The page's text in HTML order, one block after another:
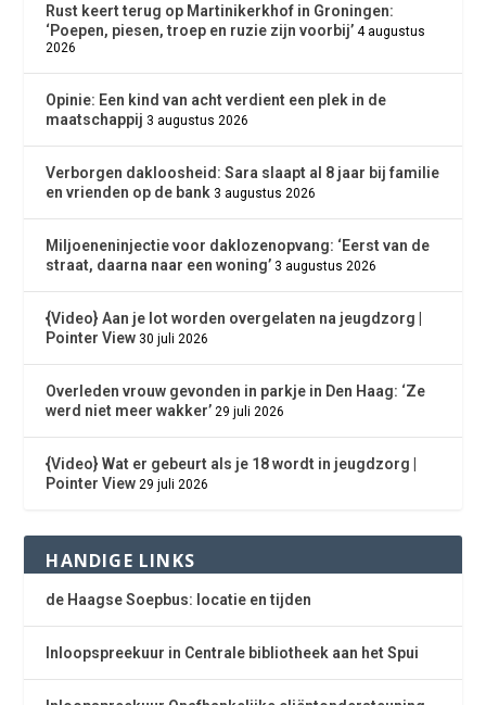
Rust keert terug op Martinikerkhof in Groningen:
‘Poepen, piesen, troep en ruzie zijn voorbij’ 4 augustus
2026
Opinie: Een kind van acht verdient een plek in de
maatschappij 3 augustus 2026
Verborgen dakloosheid: Sara slaapt al 8 jaar bij familie
en vrienden op de bank 3 augustus 2026
Miljoeneninjectie voor daklozenopvang: ‘Eerst van de
straat, daarna naar een woning’ 3 augustus 2026
{Video} Aan je lot worden overgelaten na jeugdzorg |
Pointer View 30 juli 2026
Overleden vrouw gevonden in parkje in Den Haag: ‘Ze
werd niet meer wakker’ 29 juli 2026
{Video} Wat er gebeurt als je 18 wordt in jeugdzorg |
Pointer View 29 juli 2026
HANDIGE LINKS
de Haagse Soepbus: locatie en tijden
Inloopspreekuur in Centrale bibliotheek aan het Spui